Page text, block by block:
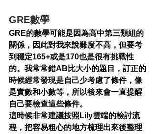
GRE數學
GRE的數學可能是因為高中第三類組的
關係，因此對我來說難度不高，但要考
到穩定165+或是170也是很有挑戰性
的。我常常錯AB比大小的題目，訂正的
時候經常發現是自己少考慮了條件，像
是實數和小數等，所以後來會一直提醒
自己要檢查這些條件。
這時候非常建議按照Lily雲端的檢討流
程，把容易粗心的地方梳理出來後整理